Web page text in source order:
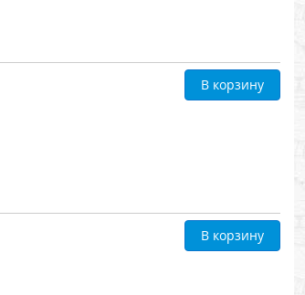
В корзину
В корзину